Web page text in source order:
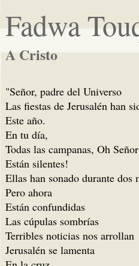
Fadwa
A Cristo
"Señor, padre del Universo
Las fiestas de Jerusalén han
Este año.
En tu día,
Todas las campanas, Oh Señor
Están silentes!
Ellas han sonado durante dos
Pero ahora
Están confundidas
Las cúpulas sombrías
Terribles noticias nos arrollan
Jerusalén se lamenta